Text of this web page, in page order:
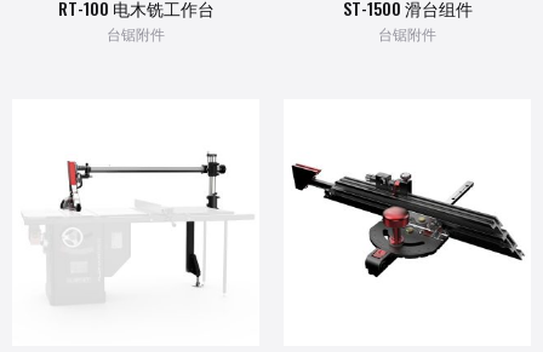
RT-100 电木铣工作台
台锯附件
ST-1500 滑台组件
台锯附件